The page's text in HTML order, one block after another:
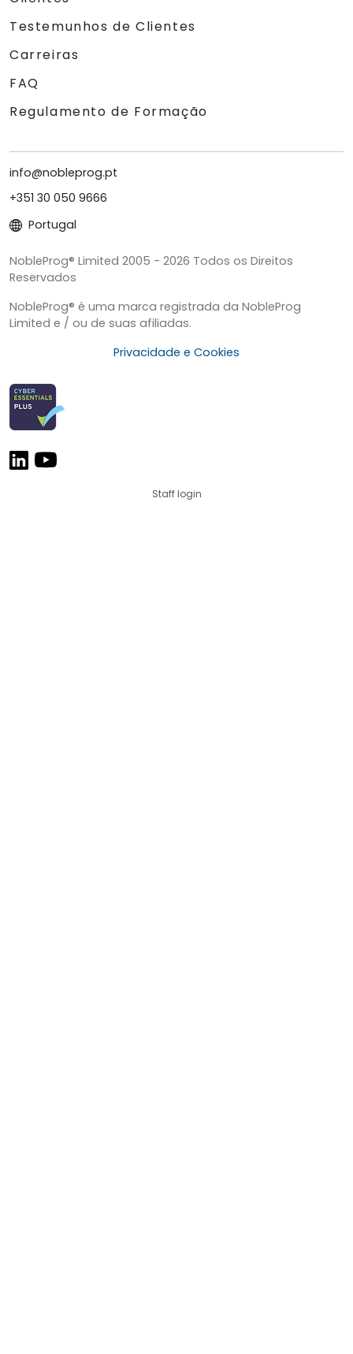
Testemunhos de Clientes
Carreiras
FAQ
Regulamento de Formação
info@nobleprog.pt
+351 30 050 9666
Portugal
NobleProg® Limited 2005 - 2026 Todos os Direitos
Reservados
NobleProg® é uma marca registrada da NobleProg
Limited e / ou de suas afiliadas.
Privacidade e Cookies
Staff login